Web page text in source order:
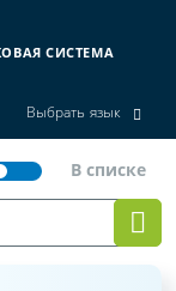
СИСТЕМА
Выбрать язык